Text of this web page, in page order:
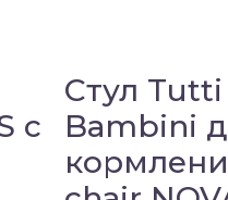
с
Стул Tutti
Bambini